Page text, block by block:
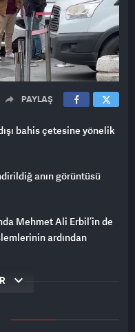
PAYLAŞ
bahis çetesine yönelik
anın görüntüsü
Mehmet Ali Erbil’in de
ardından